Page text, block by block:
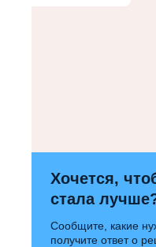
Хочется,
стала
Сообщите, какие
получите ответ о